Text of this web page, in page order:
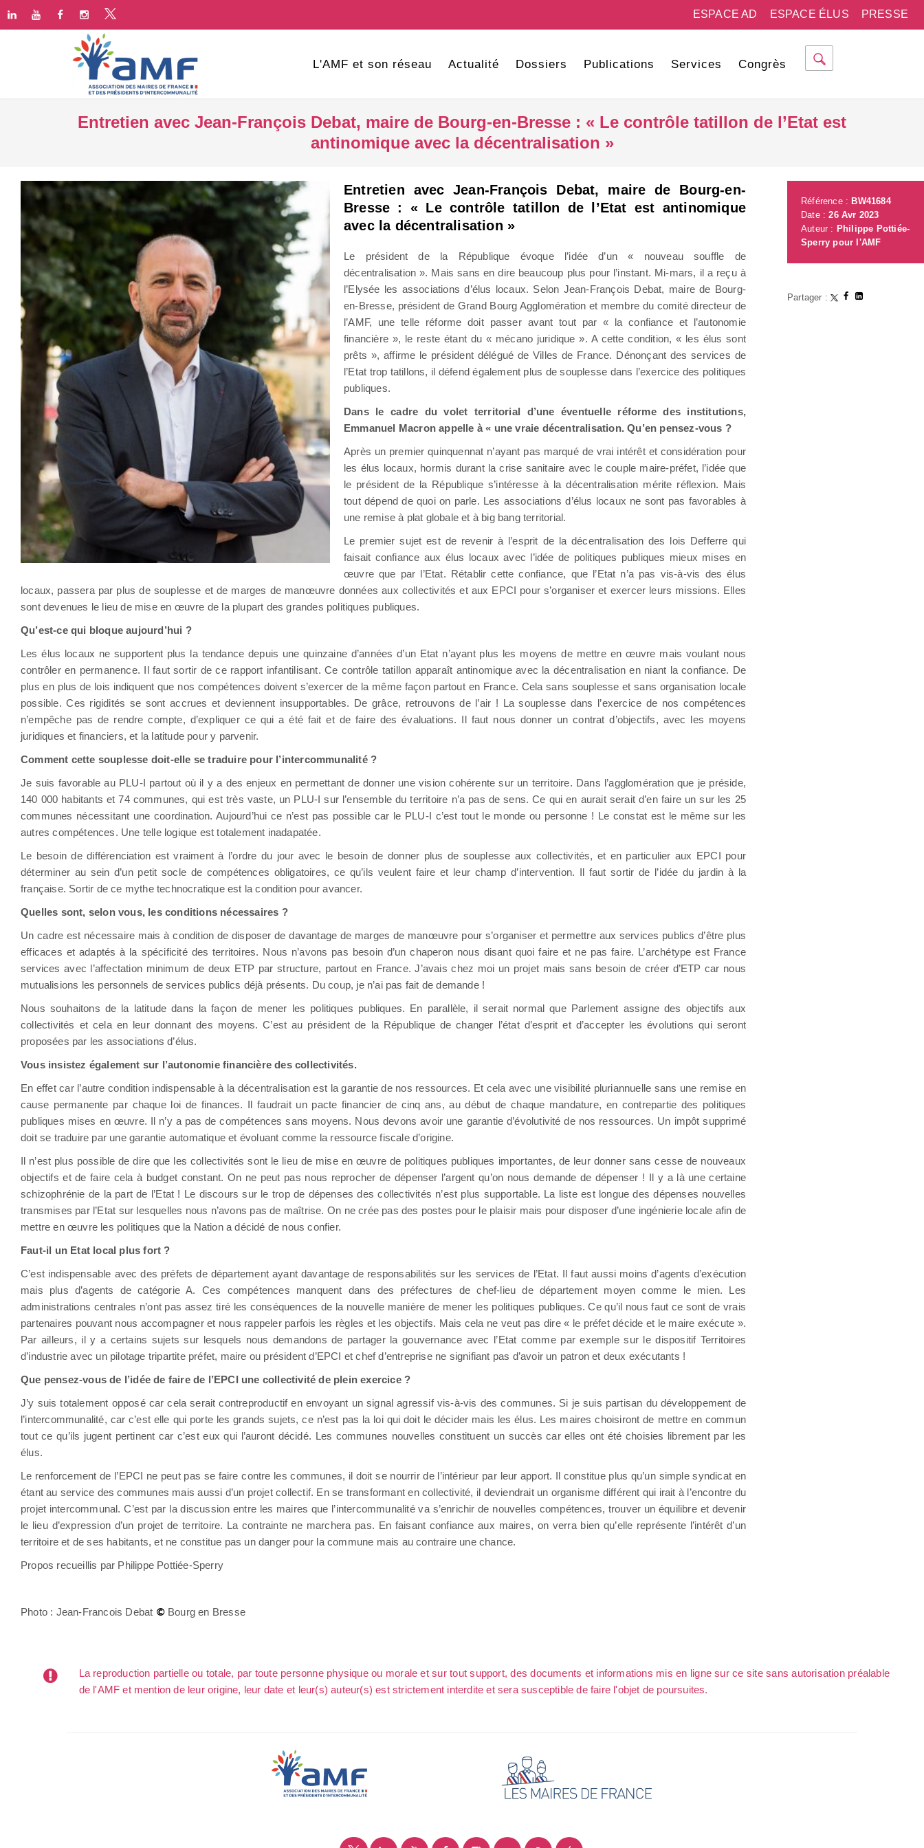
PRESSE
ESPACE ÉLUS
ESPACE AD
L'AMF et son réseau Actualité Dossiers Publications Services Congrès
Entretien avec Jean-François Debat, maire de Bourg-en-Bresse : « Le contrôle tatillon de l’Etat est
antinomique avec la décentralisation »
Entretien avec Jean-François Debat, maire de Bourg-en-
Bresse : « Le contrôle tatillon de l’Etat est antinomique
avec la décentralisation »
Le président de la République évoque l’idée d’un « nouveau souffle de
décentralisation ». Mais sans en dire beaucoup plus pour l’instant. Mi-mars, il a reçu à
l’Elysée les associations d’élus locaux. Selon Jean-François Debat, maire de Bourg-
en-Bresse, président de Grand Bourg Agglomération et membre du comité directeur de
l’AMF, une telle réforme doit passer avant tout par « la confiance et l’autonomie
financière », le reste étant du « mécano juridique ». A cette condition, « les élus sont
prêts », affirme le président délégué de Villes de France. Dénonçant des services de
l’Etat trop tatillons, il défend également plus de souplesse dans l’exercice des politiques
publiques.
Dans le cadre du volet territorial d’une éventuelle réforme des institutions,
Emmanuel Macron appelle à « une vraie décentralisation. Qu’en pensez-vous ?
Après un premier quinquennat n’ayant pas marqué de vrai intérêt et considération pour
les élus locaux, hormis durant la crise sanitaire avec le couple maire-préfet, l’idée que
le président de la République s’intéresse à la décentralisation mérite réflexion. Mais
tout dépend de quoi on parle. Les associations d’élus locaux ne sont pas favorables à
une remise à plat globale et à big bang territorial.
Le premier sujet est de revenir à l’esprit de la décentralisation des lois Defferre qui
faisait confiance aux élus locaux avec l’idée de politiques publiques mieux mises en
œuvre que par l’Etat. Rétablir cette confiance, que l’Etat n’a pas vis-à-vis des élus
locaux, passera par plus de souplesse et de marges de manœuvre données aux collectivités et aux EPCI pour s’organiser et exercer leurs missions. Elles
sont devenues le lieu de mise en œuvre de la plupart des grandes politiques publiques.
Qu’est-ce qui bloque aujourd’hui ?
Les élus locaux ne supportent plus la tendance depuis une quinzaine d’années d’un Etat n’ayant plus les moyens de mettre en œuvre mais voulant nous
contrôler en permanence. Il faut sortir de ce rapport infantilisant. Ce contrôle tatillon apparaît antinomique avec la décentralisation en niant la confiance. De
plus en plus de lois indiquent que nos compétences doivent s’exercer de la même façon partout en France. Cela sans souplesse et sans organisation locale
possible. Ces rigidités se sont accrues et deviennent insupportables. De grâce, retrouvons de l’air ! La souplesse dans l’exercice de nos compétences
n’empêche pas de rendre compte, d’expliquer ce qui a été fait et de faire des évaluations. Il faut nous donner un contrat d’objectifs, avec les moyens
juridiques et financiers, et la latitude pour y parvenir.
Comment cette souplesse doit-elle se traduire pour l’intercommunalité ?
Je suis favorable au PLU-I partout où il y a des enjeux en permettant de donner une vision cohérente sur un territoire. Dans l’agglomération que je préside,
140 000 habitants et 74 communes, qui est très vaste, un PLU-I sur l’ensemble du territoire n’a pas de sens. Ce qui en aurait serait d’en faire un sur les 25
communes nécessitant une coordination. Aujourd’hui ce n’est pas possible car le PLU-I c’est tout le monde ou personne ! Le constat est le même sur les
autres compétences. Une telle logique est totalement inadapatée.
Le besoin de différenciation est vraiment à l’ordre du jour avec le besoin de donner plus de souplesse aux collectivités, et en particulier aux EPCI pour
déterminer au sein d’un petit socle de compétences obligatoires, ce qu’ils veulent faire et leur champ d’intervention. Il faut sortir de l’idée du jardin à la
française. Sortir de ce mythe technocratique est la condition pour avancer.
Quelles sont, selon vous, les conditions nécessaires ?
Un cadre est nécessaire mais à condition de disposer de davantage de marges de manœuvre pour s’organiser et permettre aux services publics d’être plus
efficaces et adaptés à la spécificité des territoires. Nous n’avons pas besoin d’un chaperon nous disant quoi faire et ne pas faire. L’archétype est France
services avec l’affectation minimum de deux ETP par structure, partout en France. J’avais chez moi un projet mais sans besoin de créer d’ETP car nous
mutualisions les personnels de services publics déjà présents. Du coup, je n’ai pas fait de demande !
Nous souhaitons de la latitude dans la façon de mener les politiques publiques. En parallèle, il serait normal que Parlement assigne des objectifs aux
collectivités et cela en leur donnant des moyens. C’est au président de la République de changer l’état d’esprit et d’accepter les évolutions qui seront
proposées par les associations d’élus.
Vous insistez également sur l’autonomie financière des collectivités.
En effet car l’autre condition indispensable à la décentralisation est la garantie de nos ressources. Et cela avec une visibilité pluriannuelle sans une remise en
cause permanente par chaque loi de finances. Il faudrait un pacte financier de cinq ans, au début de chaque mandature, en contrepartie des politiques
publiques mises en œuvre. Il n’y a pas de compétences sans moyens. Nous devons avoir une garantie d’évolutivité de nos ressources. Un impôt supprimé
doit se traduire par une garantie automatique et évoluant comme la ressource fiscale d’origine.
Il n’est plus possible de dire que les collectivités sont le lieu de mise en œuvre de politiques publiques importantes, de leur donner sans cesse de nouveaux
objectifs et de faire cela à budget constant. On ne peut pas nous reprocher de dépenser l’argent qu’on nous demande de dépenser ! Il y a là une certaine
schizophrénie de la part de l’Etat ! Le discours sur le trop de dépenses des collectivités n’est plus supportable. La liste est longue des dépenses nouvelles
transmises par l’Etat sur lesquelles nous n’avons pas de maîtrise. On ne crée pas des postes pour le plaisir mais pour disposer d’une ingénierie locale afin de
mettre en œuvre les politiques que la Nation a décidé de nous confier.
Faut-il un Etat local plus fort ?
C’est indispensable avec des préfets de département ayant davantage de responsabilités sur les services de l’Etat. Il faut aussi moins d’agents d’exécution
mais plus d’agents de catégorie A. Ces compétences manquent dans des préfectures de chef-lieu de département moyen comme le mien. Les
administrations centrales n’ont pas assez tiré les conséquences de la nouvelle manière de mener les politiques publiques. Ce qu’il nous faut ce sont de vrais
partenaires pouvant nous accompagner et nous rappeler parfois les règles et les objectifs. Mais cela ne veut pas dire « le préfet décide et le maire exécute ».
Par ailleurs, il y a certains sujets sur lesquels nous demandons de partager la gouvernance avec l’Etat comme par exemple sur le dispositif Territoires
d’industrie avec un pilotage tripartite préfet, maire ou président d’EPCI et chef d’entreprise ne signifiant pas d’avoir un patron et deux exécutants !
Que pensez-vous de l’idée de faire de l’EPCI une collectivité de plein exercice ?
J’y suis totalement opposé car cela serait contreproductif en envoyant un signal agressif vis-à-vis des communes. Si je suis partisan du développement de
l’intercommunalité, car c’est elle qui porte les grands sujets, ce n’est pas la loi qui doit le décider mais les élus. Les maires choisiront de mettre en commun
tout ce qu’ils jugent pertinent car c’est eux qui l’auront décidé. Les communes nouvelles constituent un succès car elles ont été choisies librement par les
élus.
Le renforcement de l’EPCI ne peut pas se faire contre les communes, il doit se nourrir de l’intérieur par leur apport. Il constitue plus qu’un simple syndicat en
étant au service des communes mais aussi d’un projet collectif. En se transformant en collectivité, il deviendrait un organisme différent qui irait à l’encontre du
projet intercommunal. C’est par la discussion entre les maires que l’intercommunalité va s’enrichir de nouvelles compétences, trouver un équilibre et devenir
le lieu d’expression d’un projet de territoire. La contrainte ne marchera pas. En faisant confiance aux maires, on verra bien qu’elle représente l’intérêt d’un
territoire et de ses habitants, et ne constitue pas un danger pour la commune mais au contraire une chance.
Propos recueillis par Philippe Pottiée-Sperry
Photo : Jean-Francois Debat © Bourg en Bresse
Référence : BW41684
Date :26 Avr 2023
Auteur : Philippe Pottiée-
Sperry pour l'AMF
Partager :
La reproduction partielle ou totale, par toute personne physique ou morale et sur tout support, des documents et informations mis en ligne sur ce site sans autorisation préalable
de l'AMF et mention de leur origine, leur date et leur(s) auteur(s) est strictement interdite et sera susceptible de faire l'objet de poursuites.